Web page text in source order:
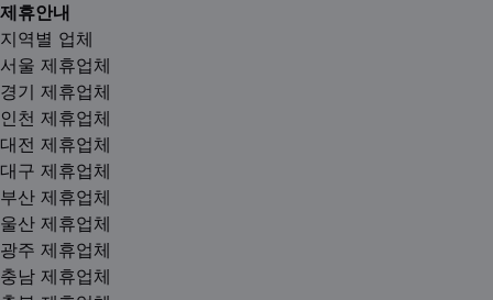
제휴안내
지역별 업체
서울 제휴업체
경기 제휴업체
인천 제휴업체
대전 제휴업체
대구 제휴업체
부산 제휴업체
울산 제휴업체
광주 제휴업체
충남 제휴업체